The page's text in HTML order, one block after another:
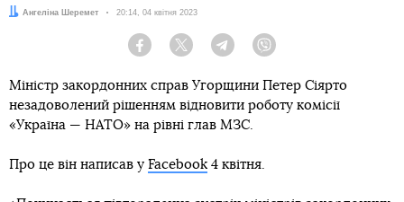
Автор:
Ангеліна Шеремет Дата:
20:14, 04 квітня 2023
Facebook Twitter Telegram
Міністр закордонних справ Угорщини Петер Сіярто
незадоволений рішенням відновити роботу комісії
«Україна — НАТО» на рівні глав МЗС.
Про це він написав у Facebook 4 квітня.